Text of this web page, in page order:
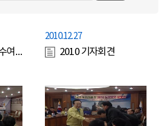
프라이드 지정서 수여식
2010.12.27
2010 기자회견